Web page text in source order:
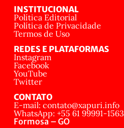
INSTITUCIONAL
Política Editorial
Política de Privacidade
Termos de Uso
REDES E PLATAFORMAS
Instagram
Facebook
YouTube
Twitter
CONTATO
E-mail: contato@xapuri.info
WhatsApp: +55 61 99991-1563
Formosa – GO